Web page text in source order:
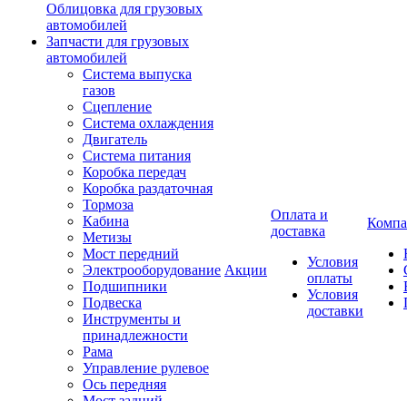
Облицовка для грузовых
автомобилей
Запчасти для грузовых
автомобилей
Система выпуска
газов
Сцепление
Система охлаждения
Двигатель
Система питания
Коробка передач
Коробка раздаточная
Тормоза
Кабина
Метизы
Мост передний
Электрооборудование
Подшипники
Подвеска
Инструменты и
принадлежности
Рама
Управление рулевое
Ось передняя
Акции
Оплата и
доставка
Условия
оплаты
Условия
доставки